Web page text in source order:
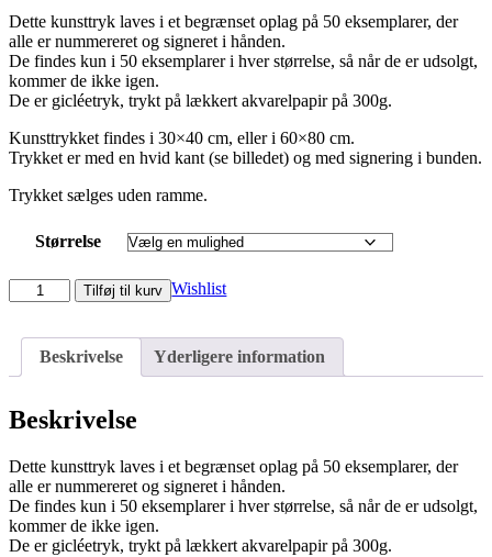
til
kr. 1.150,00
Dette kunsttryk laves i et begrænset oplag på 50 eksemplarer, der
alle er nummereret og signeret i hånden.
De findes kun i 50 eksemplarer i hver størrelse, så når de er udsolgt,
kommer de ikke igen.
De er gicléetryk, trykt på lækkert akvarelpapir på 300g.
Kunsttrykket findes i 30×40 cm, eller i 60×80 cm.
Trykket er med en hvid kant (se billedet) og med signering i bunden.
Trykket sælges uden ramme.
Størrelse
STRIPES
(Limited
gicléetryk)
antal
Tilføj til kurv Wishlist
Beskrivelse Yderligere information
Beskrivelse
Dette kunsttryk laves i et begrænset oplag på 50 eksemplarer, der
alle er nummereret og signeret i hånden.
De findes kun i 50 eksemplarer i hver størrelse, så når de er udsolgt,
kommer de ikke igen.
De er gicléetryk, trykt på lækkert akvarelpapir på 300g.